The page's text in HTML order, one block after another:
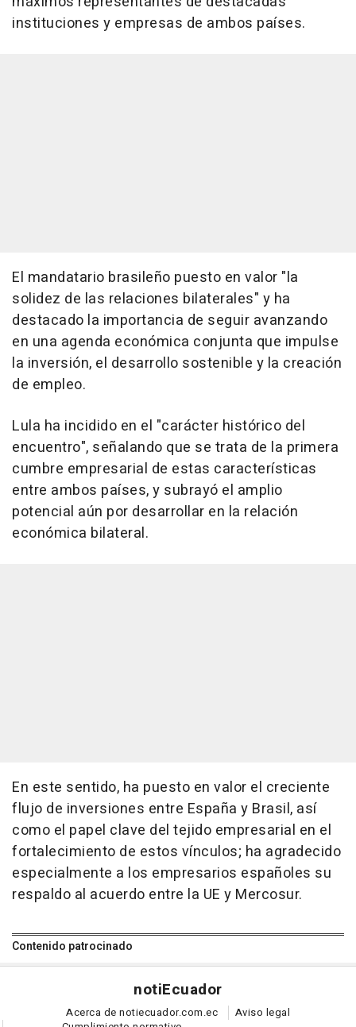
instituciones y empresas de ambos países.
El mandatario brasileño puesto en valor "la
solidez de las relaciones bilaterales" y ha
destacado la importancia de seguir avanzando
en una agenda económica conjunta que impulse
la inversión, el desarrollo sostenible y la creación
de empleo.
Lula ha incidido en el "carácter histórico del
encuentro", señalando que se trata de la primera
cumbre empresarial de estas características
entre ambos países, y subrayó el amplio
potencial aún por desarrollar en la relación
económica bilateral.
En este sentido, ha puesto en valor el creciente
flujo de inversiones entre España y Brasil, así
como el papel clave del tejido empresarial en el
fortalecimiento de estos vínculos; ha agradecido
especialmente a los empresarios españoles su
respaldo al acuerdo entre la UE y Mercosur.
Contenido patrocinado
notiEcuador
Acerca de notiecuador.com.ec
Aviso legal